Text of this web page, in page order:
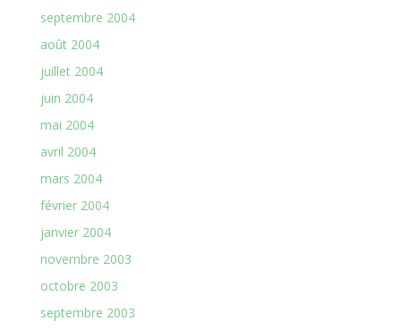
septembre 2004
août 2004
juillet 2004
juin 2004
mai 2004
avril 2004
mars 2004
février 2004
janvier 2004
novembre 2003
octobre 2003
septembre 2003